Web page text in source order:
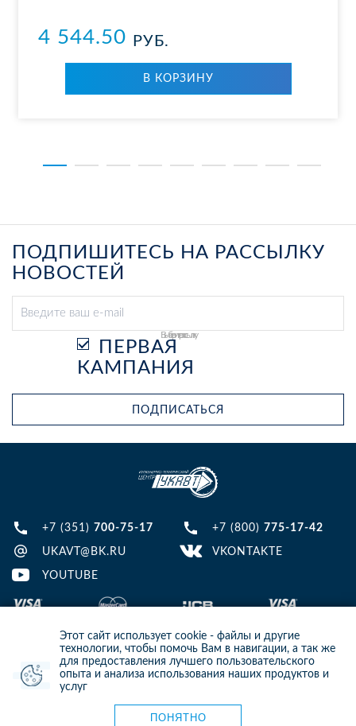
Этот сайт использует cookie - файлы и другие
технологии, чтобы помочь Вам в навигации, а так же
для предоставления лучшего пользовательского
опыта и анализа использования наших продуктов и
услуг
ПОНЯТНО
4 544.50 РУБ.
В КОР­ЗИ­НУ
ПОДПИШИТЕСЬ НА РАССЫЛКУ
НОВОСТЕЙ
Выберите рассылку
ПЕРВАЯ
КАМПАНИЯ
ПОДПИСАТЬСЯ
+7 (351) 700-75-17 +7 (800) 775-17-42
UKAVT@BK.RU VKONTAKTE
YOUTUBE
© 2013-2024 ООО ИТЦ УКАВТ. ИНН: 7448122124, ОГРН: 1097448007216
ИНФОРМАЦИЯ НА САЙТЕ НЕ ЯВЛЯЕТСЯ ПУБЛИЧНОЙ ОФЕРТОЙ. ДЛЯ